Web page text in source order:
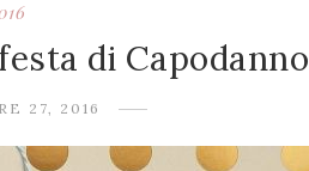
di Capodanno
27, 2016